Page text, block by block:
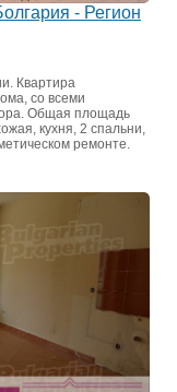
- Регион
Квартира
со всеми
Общая площадь
кухня, 2 спальни,
ремонте.